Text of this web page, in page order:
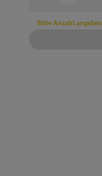
Bitte Anzahl angeben